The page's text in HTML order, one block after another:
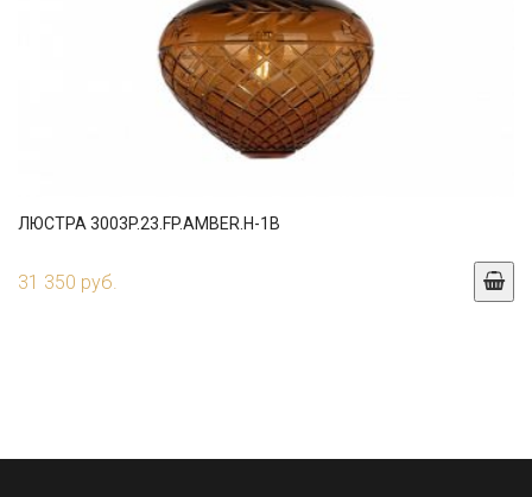
ЛЮСТРА 3003P.23.FP.AMBER.H-1B
31 350 руб.